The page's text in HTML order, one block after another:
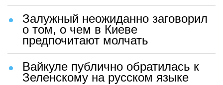
Залужный неожиданно заговорил
о том, о чем в Киеве
предпочитают молчать
Вайкуле публично обратилась к
Зеленскому на русском языке